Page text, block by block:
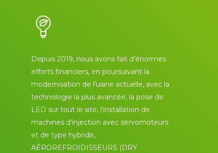
Depuis 2019, nous avons fait d’énormes
efforts financiers, en poursuivant la
modernisation de l’usine actuelle, avec la
technologie la plus avancée, la pose de
LED sur tout le site, l’installation de
machines d’injection avec servomoteurs
et de type hybride,
AÉROREFROIDISSEURS (DRY